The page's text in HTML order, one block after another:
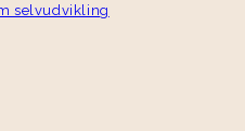
selvudvikling